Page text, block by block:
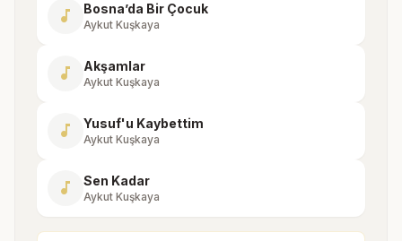
music_note Bosna’da Bir Çocuk
Aykut Kuşkaya
music_note Akşamlar
Aykut Kuşkaya
music_note Yusuf'u Kaybettim
Aykut Kuşkaya
music_note Sen Kadar
Aykut Kuşkaya